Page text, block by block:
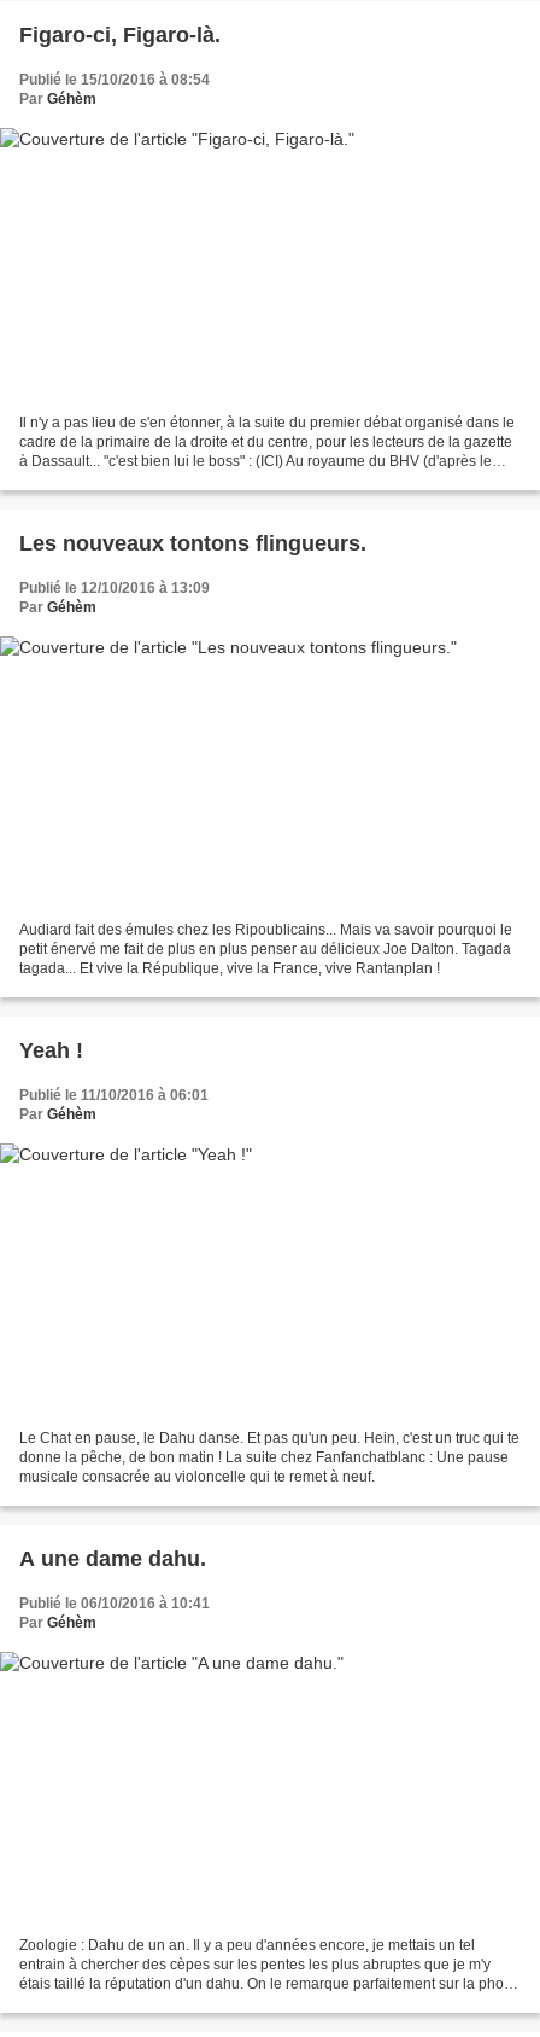
Figaro-ci, Figaro-là.
Publié le 15/10/2016 à 08:54
Par Géhèm
Il n'y a pas lieu de s'en étonner, à la suite du premier débat organisé dans le
cadre de la primaire de la droite et du centre, pour les lecteurs de la gazette
à Dassault... "c'est bien lui le boss" : (ICI) Au royaume du BHV (d'après le
Les nouveaux tontons flingueurs.
Publié le 12/10/2016 à 13:09
Par Géhèm
Audiard fait des émules chez les Ripoublicains... Mais va savoir pourquoi le
petit énervé me fait de plus en plus penser au délicieux Joe Dalton. Tagada
tagada... Et vive la République, vive la France, vive Rantanplan !
Yeah !
Publié le 11/10/2016 à 06:01
Par Géhèm
Le Chat en pause, le Dahu danse. Et pas qu'un peu. Hein, c'est un truc qui te
donne la pêche, de bon matin ! La suite chez Fanfanchatblanc : Une pause
musicale consacrée au violoncelle qui te remet à neuf.
A une dame dahu.
Publié le 06/10/2016 à 10:41
Par Géhèm
Zoologie : Dahu de un an. Il y a peu d'années encore, je mettais un tel
entrain à chercher des cèpes sur les pentes les plus abruptes que je m'y
étais taillé la réputation d'un dahu. On le remarque parfaitement sur la photo,